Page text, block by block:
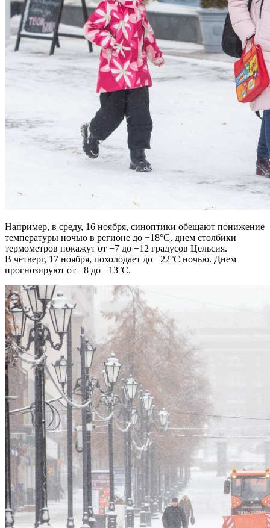
Например, в среду, 16 ноября, синоптики обещают понижение
температуры ночью в регионе до −18°C, днем столбики
термометров покажут от −7 до −12 градусов Цельсия.
В четверг, 17 ноября, похолодает до −22°C ночью. Днем
прогнозируют от −8 до −13°C.